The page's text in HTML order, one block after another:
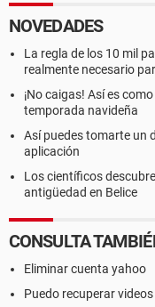
NOVEDADES
La regla de los 10 mil
realmente necesario
¡No caigas! Así es
temporada navideña
Así puedes tomarte un
aplicación
Los científicos
antigüedad en Belice
CONSULTA
Eliminar cuenta yahoo
Puedo recuperar